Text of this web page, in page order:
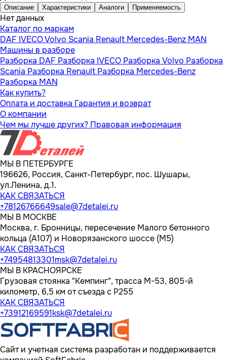
Описание Характеристики Аналоги Применяемость
Нет данных
Каталог по маркам
DAF IVECOVolvo Scania Renault Mercedes-Benz MAN
Машины в разборе
Разборка DAF Разборка IVECO Разборка Volvo Разборка
Scania Разборка Renault Разборка Mercedes-Benz
Разборка MAN
Как купить?
Оплата и доставка Гарантия и возврат
О компании
Чем мы лучше других? Правовая информация
МЫ В ПЕТЕРБУРГЕ
196626, Россия, Санкт-Петербург, пос. Шушары,
ул.Ленина, д.1.
КАК СВЯЗАТЬСЯ
+78126766649sale@7detalei.ru
МЫ В МОСКВЕ
Москва, г. Бронницы, пересечение Малого бетонного
кольца (А107) и Новорязанского шоссе (М5)
КАК СВЯЗАТЬСЯ
+74954813301msk@7detalei.ru
МЫ В КРАСНОЯРСКЕ
Грузовая стоянка "Кемпинг", трасса M-53, 805-й
километр, 6,5 км от съезда с Р255
КАК СВЯЗАТЬСЯ
+73912169591ksk@7detalei.ru
Сайт и учетная система разработан и поддерживается